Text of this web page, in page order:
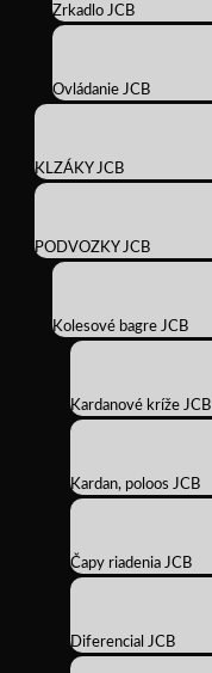
Zrkadlo JCB
Ovládanie JCB
KLZÁKY JCB
PODVOZKY JCB
Kolesové bagre JCB
Kardanové kríže JCB
Kardan, poloos JCB
Čapy riadenia JCB
Diferencial JCB